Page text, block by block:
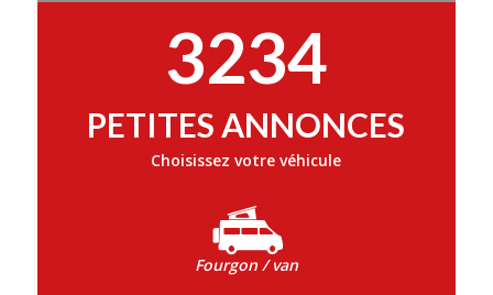
3234
PETITES ANNONCES
Choisissez votre véhicule
Fourgon / van